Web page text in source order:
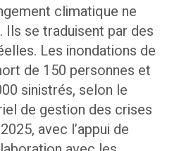
climatique ne
se traduisent par des
Les inondations de
de 150 personnes et
sinistrés, selon le
de gestion des crises
avec l’appui de